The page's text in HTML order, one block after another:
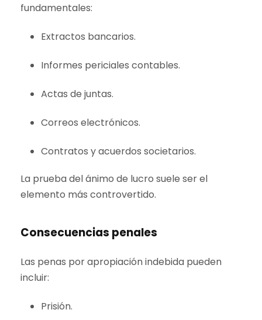
fundamentales:
Extractos bancarios.
Informes periciales contables.
Actas de juntas.
Correos electrónicos.
Contratos y acuerdos societarios.
La prueba del ánimo de lucro suele ser el
elemento más controvertido.
Consecuencias penales
Las penas por apropiación indebida pueden
incluir:
Prisión.